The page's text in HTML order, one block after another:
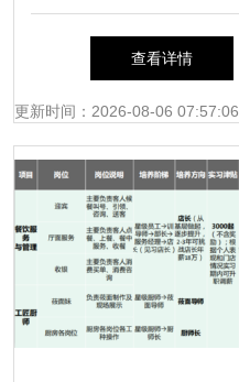
毒 7个社区封闭
查看详情
更新时间：2026-08-06 07:57:06